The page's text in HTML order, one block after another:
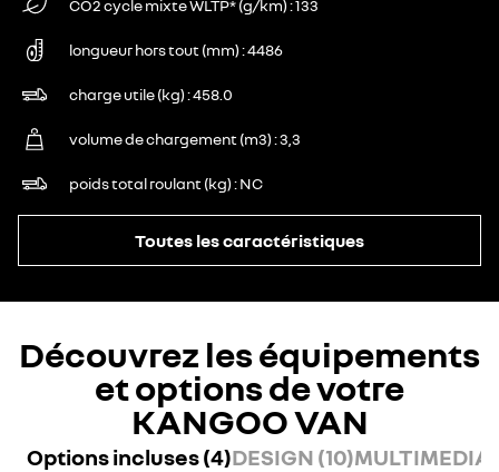
CO2 cycle mixte WLTP* (g/km) 133
longueur hors tout (mm) 4486
charge utile (kg) 458.0
volume de chargement (m3) 3,3
poids total roulant (kg) NC
Toutes les caractéristiques
Découvrez les équipements
et options de votre
KANGOO VAN
Options incluses (4)DESIGN (10)MULTIMEDIA